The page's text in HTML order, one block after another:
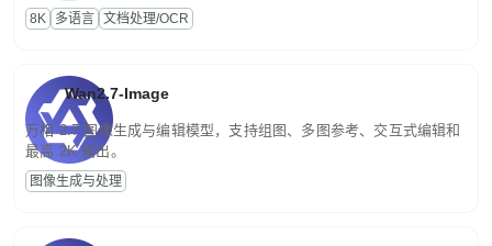
为便于存储、检索和二次处理的结构化结果。
8K 多语言 文档处理/OCR
Wan2.7-Image
万相 2.7 图像生成与编辑模型，支持组图、多图参考、交互式编辑和
最高 2K 输出。
图像生成与处理